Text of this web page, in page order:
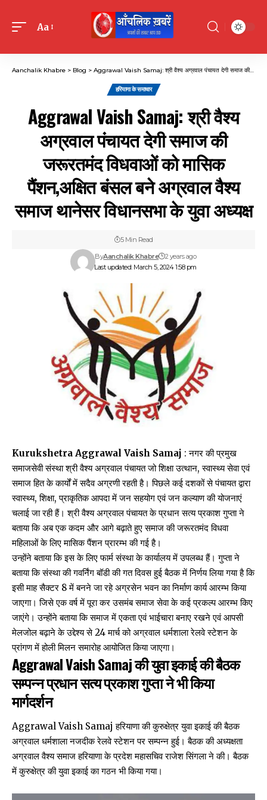
Font
Aa
Aanchalik Khabre > Blog > Aggrawal Vaish Samaj: श्री वैश्य अग्रवाल पंचायत देगी समाज की जरूरतमंद विधवाओं को मासिक पैंशन,अक्षित बंसल बने अग्रवाल वैश्य समाज थानेसर विधानसभा के युवा अध्यक्ष
हरियाणा के समाचार
Aggrawal Vaish Samaj: श्री वैश्य
अग्रवाल पंचायत देगी समाज की
जरूरतमंद विधवाओं को मासिक
पैंशन,अक्षित बंसल बने अग्रवाल वैश्य
समाज थानेसर विधानसभा के युवा अध्यक्ष
Last updated: March 5, 2024 1:58 pm
ByAanchalik Khabre 2 years ago
5 Min Read
Kurukshetra Aggrawal Vaish Samaj : नगर की प्रमुख
समाजसेवी संस्था श्री वैश्य अग्रवाल पंचायत जो शिक्षा उत्थान, स्वास्थ्य सेवा एवं
समाज हित के कार्यों में सदैव अग्रणी रहती है। पिछले कई दशकों से पंचायत द्वारा
स्वास्थ्य, शिक्षा, प्राकृतिक आपदा में जन सहयोग एवं जन कल्याण की योजनाएं
चलाई जा रही हैं। श्री वैश्य अग्रवाल पंचायत के प्रधान सत्य प्रकाश गुप्ता ने
बताया कि अब एक कदम और आगे बढ़ाते हुए समाज की जरूरतमंद विधवा
महिलाओं के लिए मासिक पैंशन प्रारम्भ की गई है।
उन्होंने बताया कि इस के लिए फार्म संस्था के कार्यालय में उपलब्ध हैं। गुप्ता ने
बताया कि संस्था की गवर्निंग बॉडी की गत दिवस हुई बैठक में निर्णय लिया गया है कि
इसी माह सैक्टर 8 में बनने जा रहे अग्रसेन भवन का निर्माण कार्य आरम्भ किया
जाएगा। जिसे एक वर्ष में पूरा कर उसमंब समाज सेवा के कई प्रकल्प आरम्भ किए
जाएंगे। उन्होंने बताया कि समाज में एकता एवं भाईचारा बनाए रखने एवं आपसी
मेलजोल बढ़ाने के उद्देश्य से 24 मार्च को अग्रवाल धर्मशाला रेलवे स्टेशन के
प्रांगण में होली मिलन समारोह आयोजित किया जाएगा।
Aggrawal Vaish Samajकी युवा इकाई की बैठक
सम्पन्न प्रधान सत्य प्रकाश गुप्ता ने भी किया
मार्गदर्शन
Aggrawal Vaish Samaj हरियाणा की कुरुक्षेत्र युवा इकाई की बैठक
अग्रवाल धर्मशाला नजदीक रेलवे स्टेशन पर सम्पन्न हुई। बैठक की अध्यक्षता
अग्रवाल वैश्य समाज हरियाणा के प्रदेश महासचिव राजेश सिंगला ने की। बैठक
में कुरुक्षेत्र की युवा इकाई का गठन भी किया गया।